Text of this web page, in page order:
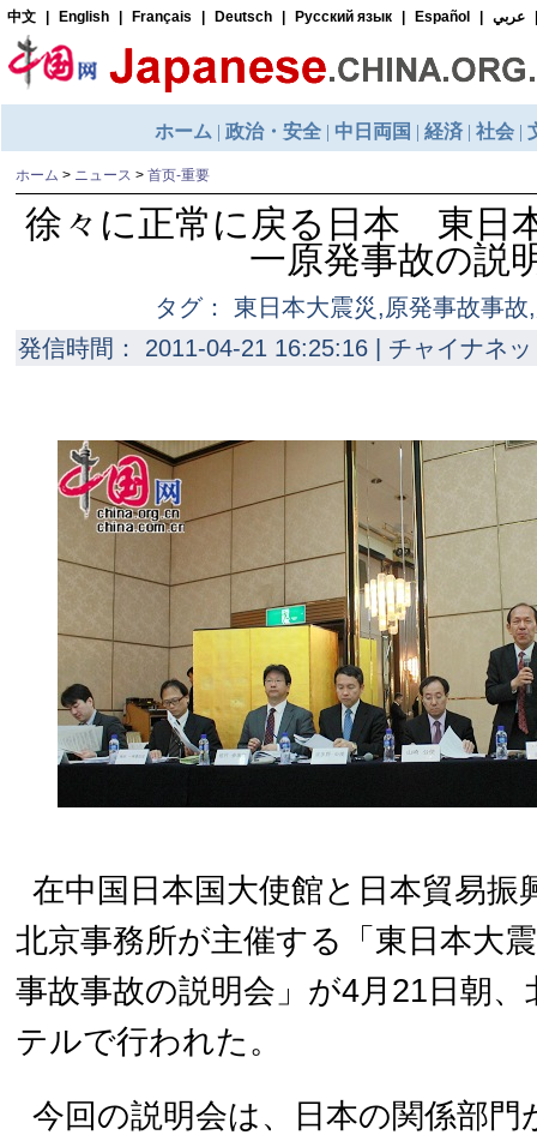
ホーム > ニュース > 首页-重要
徐々に正常に戻る日本 東日
一原発事故の説
タグ： 東日本大震災,原発事故事
発信時間： 2011-04-21 16:25:16 | チャイナネ
在中国日本国大使館と日本貿易振
北京事務所が主催する「東日本大
事故事故の説明会」が4月21日朝
テルで行われた。
今回の説明会は、日本の関係部門